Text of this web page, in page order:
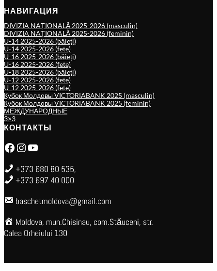
НАВИГАЦИЯ
DIVIZIA NAȚIONALĂ 2025-2026 (masculin)
DIVIZIA NAȚIONALĂ 2025-2026 (feminin)
U-14 2025-2026 (băieți)
U-14 2025-2026 (fete)
U-16 2025-2026 (băieți)
U-16 2025-2026 (fete)
U-18 2025-2026 (băieți)
U-12 2025-2026 (fete)
U-12 2025-2026 (fete)
Кубок Молдовы VICTORIABANK 2025 (masculin)
Кубок Молдовы VICTORIABANK 2025 (feminin)
МЕЖДУНАРОДНЫЕ
3×3
КОНТАКТЫ
Facebook Instagram YouTube
+373 680 80 535,
+373 697 40 000
baschetmoldova@gmail.com
Moldova, mun.Chisinau, com.Stăuceni, str.
Calea Orheiului 130